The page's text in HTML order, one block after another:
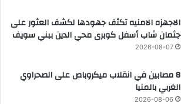
الاجهزه الامنيه تكثف جهودها لكشف العثور على
جثمان شاب أسفل كوبرى محي الدين ببني سويف
2026-08-07
8 مصابين في انقلاب ميكروباص على الصحراوي
الغربي بالمنيا
2026-08-06